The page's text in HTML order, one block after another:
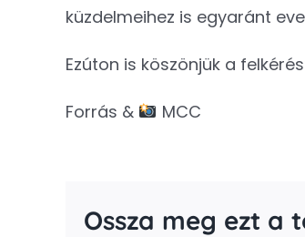
küzdelmeihez is egyaránt
Ezúton is köszönjük a
Forrás & MCC
Ossza meg ezt a